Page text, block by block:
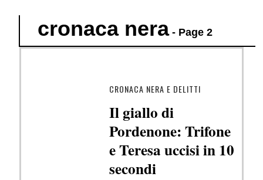
cronaca nera- Page 2
CRONACA NERA E DELITTI
Il giallo di
Pordenone: Trifone
e Teresa uccisi in 10
secondi